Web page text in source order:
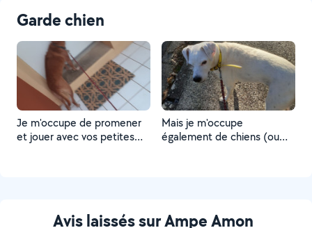
Garde chien
Je m'occupe de promener
et jouer avec vos petites
toujours.
Mais je m'occupe
également de chiens (ou
Avis laissés sur Ampe Amon